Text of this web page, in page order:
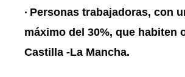
• Personas trabajadoras, con
máximo del 30%, que habiten
Castilla -La Mancha.